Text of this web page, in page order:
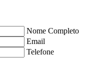
Nome Completo
Email
Telefone